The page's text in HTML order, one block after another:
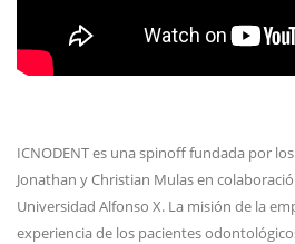
ICNODENT es una spinoff fundada por
Jonathan y Christian Mulas en
Universidad Alfonso X. La misión de la
experiencia de los pacientes